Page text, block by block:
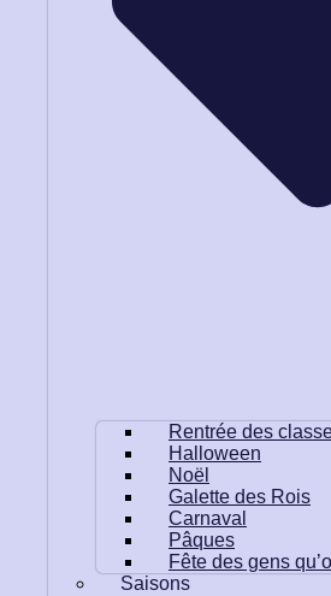
Rentrée des
Halloween
Noël
Galette des Rois
Carnaval
Pâques
Fête des gens
Saisons